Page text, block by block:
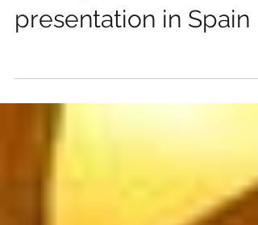
presentation in Spain